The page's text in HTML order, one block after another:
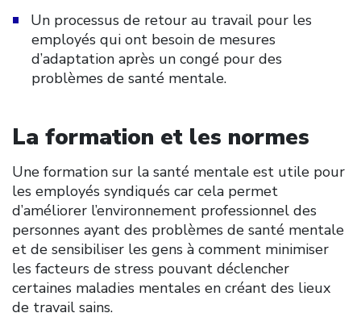
Un processus de retour au travail pour les
employés qui ont besoin de mesures
d’adaptation après un congé pour des
problèmes de santé mentale.
La formation et les normes
Une formation sur la santé mentale est utile pour
les employés syndiqués car cela permet
d’améliorer l’environnement professionnel des
personnes ayant des problèmes de santé mentale
et de sensibiliser les gens à comment minimiser
les facteurs de stress pouvant déclencher
certaines maladies mentales en créant des lieux
de travail sains.